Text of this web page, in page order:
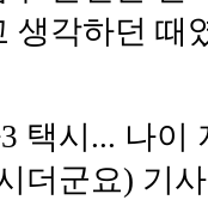
생각하던 때
택시... 나이
더군요) 기